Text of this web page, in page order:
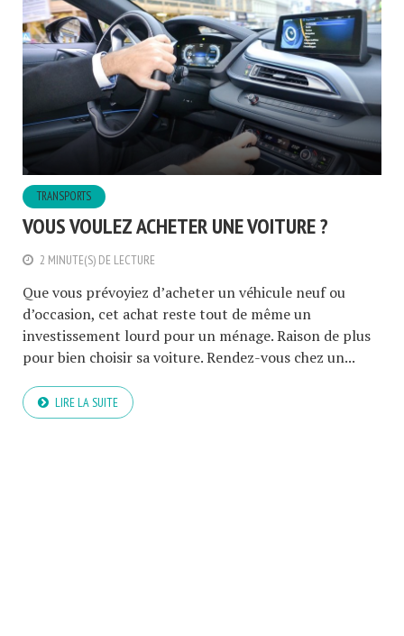
TRANSPORTS
VOUS VOULEZ ACHETER UNE VOITURE ?
2 MINUTE(S) DE LECTURE
Que vous prévoyiez d’acheter un véhicule neuf ou
d’occasion, cet achat reste tout de même un
investissement lourd pour un ménage. Raison de plus
pour bien choisir sa voiture. Rendez-vous chez un...
LIRE LA SUITE